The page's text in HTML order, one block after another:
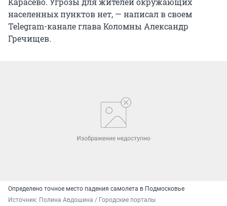
населенных пунктов нет, — написал в своем
Telegram-канале глава Коломны Александр
Гречищев.
Определено точное место падения самолета в Подмосковье
Источник: Полина Авдошина / Городские порталы